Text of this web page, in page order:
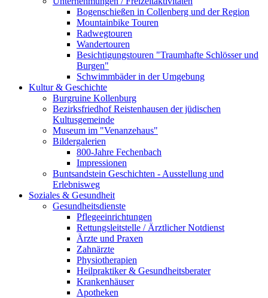
Bogenschießen in Collenberg und der Region
Mountainbike Touren
Radwegtouren
Wandertouren
Besichtigungstouren "Traumhafte Schlösser und
Burgen"
Schwimmbäder in der Umgebung
Kultur & Geschichte
Burgruine Kollenburg
Bezirksfriedhof Reistenhausen der jüdischen
Kultusgemeinde
Museum im "Venanzehaus"
Bildergalerien
800-Jahre Fechenbach
Impressionen
Buntsandstein Geschichten - Ausstellung und
Erlebnisweg
Soziales & Gesundheit
Gesundheitsdienste
Pflegeeinrichtungen
Rettungsleitstelle / Ärztlicher Notdienst
Ärzte und Praxen
Zahnärzte
Physiotherapien
Heilpraktiker & Gesundheitsberater
Krankenhäuser
Apotheken